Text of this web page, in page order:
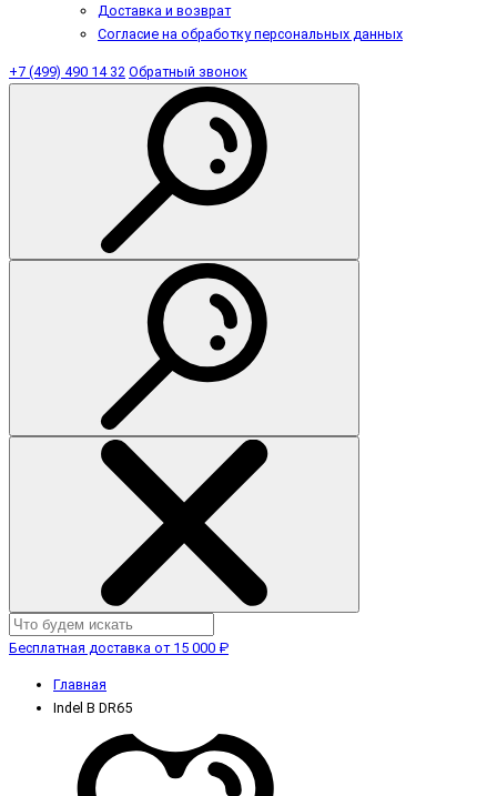
Доставка и возврат
Согласие на обработку персональных данных
+7 (499) 490 14 32 Обратный звонок
Бесплатная доставка от 15 000 ₽
Главная
Indel B DR65